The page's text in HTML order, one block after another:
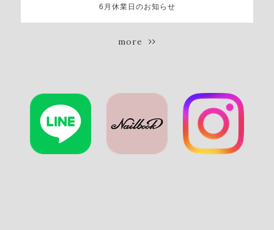
6月休業日のお知らせ
more